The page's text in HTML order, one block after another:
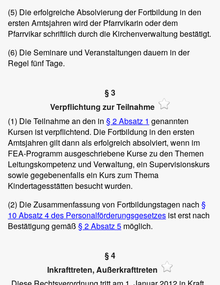
(5) Die erfolgreiche Absolvierung der Fortbildung in den
ersten Amtsjahren wird der Pfarrvikarin oder dem
Pfarrvikar schriftlich durch die Kirchenverwaltung bestätigt.
(6) Die Seminare und Veranstaltungen dauern in der
Regel fünf Tage.
§ 3
Verpflichtung zur Teilnahme
(1) Die Teilnahme an den in § 2 Absatz 1 genannten
Kursen ist verpflichtend. Die Fortbildung in den ersten
Amtsjahren gilt dann als erfolgreich absolviert, wenn im
FEA-Programm ausgeschriebene Kurse zu den Themen
Leitungskompetenz und Verwaltung, ein Supervisionskurs
sowie gegebenenfalls ein Kurs zum Thema
Kindertagesstätten besucht wurden.
(2) Die Zusammenfassung von Fortbildungstagen nach §
10 Absatz 4 des Personalförderungsgesetzes ist erst nach
Bestätigung gemäß § 2 Absatz 5 möglich.
§ 4
Inkrafttreten, Außerkrafttreten